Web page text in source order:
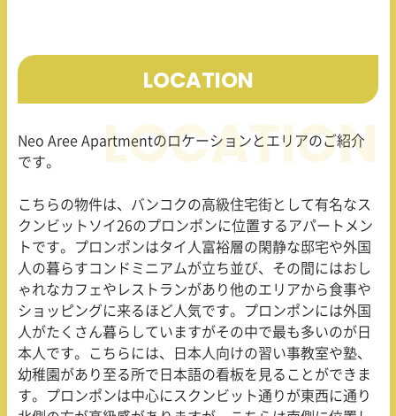
LOCATION
Neo Aree Apartmentのロケーションとエリアのご紹介
です。
こちらの物件は、バンコクの高級住宅街として有名なス
クンビットソイ26のプロンポンに位置するアパートメン
トです。プロンポンはタイ人富裕層の閑静な邸宅や外国
人の暮らすコンドミニアムが立ち並び、その間にはおし
ゃれなカフェやレストランがあり他のエリアから食事や
ショッピングに来るほど人気です。プロンポンには外国
人がたくさん暮らしていますがその中で最も多いのが日
本人です。こちらには、日本人向けの習い事教室や塾、
幼稚園があり至る所で日本語の看板を見ることができま
す。プロンポンは中心にスクンビット通りが東西に通り